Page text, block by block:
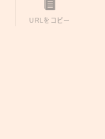
URLをコピー